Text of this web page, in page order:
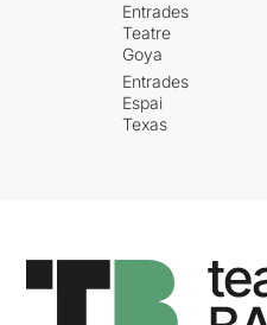
Entrades
Teatre
Goya
Entrades
Espai
Texas